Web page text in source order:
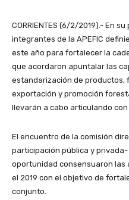
CORRIENTES (6/2/2019).- En
integrantes de la APEFIC
este año para fortalecer la
que acordaron apuntalar las
estandarización de productos,
exportación y promoción
llevarán a cabo articulando con
El encuentro de la comisión
participación pública y
oportunidad consensuaron las
el 2019 con el objetivo de
conjunto.